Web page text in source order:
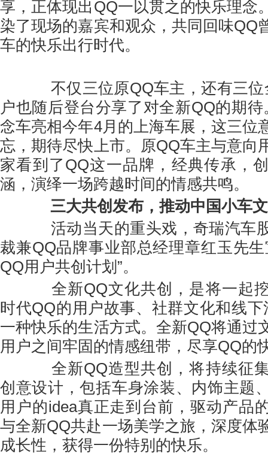
享，正体现出QQ一以贯之的快乐理念
染了现场的嘉宾和观众，共同回味QQ
车的快乐出行时代。
不仅三位原QQ车主，还有三位
户也随后登台分享了对全新QQ的期
念车亮相今年4月的上海车展，这三位
忘，期待尽快上市。原QQ车主与意向
家看到了QQ这一品牌，经典传承，
涵，演绎一场跨越时间的情感共鸣。
三大共创 发布 ，推动中国小车
活动当天的重头戏，奇瑞汽车
裁兼QQ品牌事业部总经理章红玉先
QQ用户共创计划”。
全新QQ文化共创，是将一起挖
时代QQ的用户故事、社群文化和线
一种快乐的生活方式。全新QQ将通过
用户之间牢固的情感纽带，尽享QQ的
全新QQ造型共创，将持续征集
创意设计，包括车身涂装、内饰主题
用户的idea真正走到台前，驱动产品
与全新QQ共赴一场美学之旅，深度体
成长性，获得一份特别的快乐。